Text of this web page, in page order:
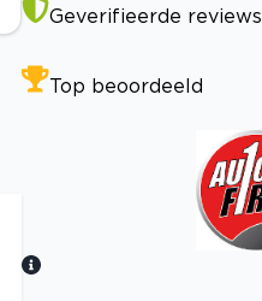
Geverifieerde reviews
Top beoordeeld